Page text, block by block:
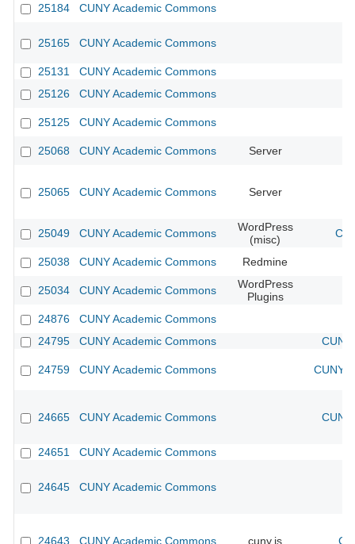
25184 CUNY Academic Commons
25165 CUNY Academic Commons
25131
CUNY Academic Commons
25126
CUNY Academic Commons
25125 CUNY Academic Commons
25068 CUNY Academic Commons Server
25065 CUNY Academic Commons Server
25049 CUNY Academic Commons
WordPress
(misc)
25038 CUNY Academic Commons Redmine
25034 CUNY Academic Commons
WordPress
Plugins
24876
CUNY Academic Commons
24795
CUNY Academic Commons
24759 CUNY Academic Commons CUNY
24665 CUNY Academic Commons
24651 CUNY Academic Commons
24645 CUNY Academic Commons
24643 CUNY Academic Commons cuny.is